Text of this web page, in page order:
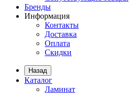
Бренды
Информация
Контакты
Доставка
Оплата
Скидки
Назад
Каталог
Ламинат